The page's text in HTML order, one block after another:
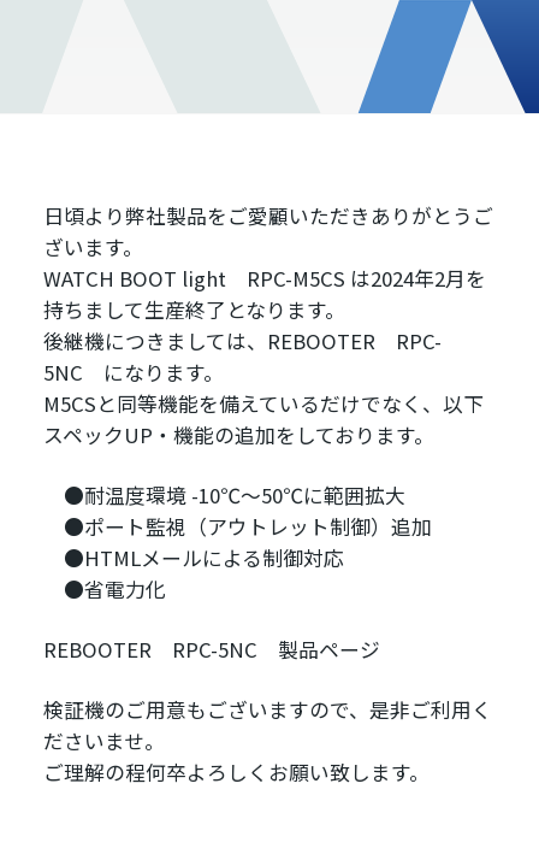
日頃より弊社製品をご愛顧いただきありがとうご
ざいます。
WATCH BOOT light RPC-M5CS は2024年2月を
持ちまして生産終了となります。
後継機につきましては、REBOOTER RPC-
5NC になります。
M5CSと同等機能を備えているだけでなく、以下
スペックUP・機能の追加をしております。
●耐温度環境 -10℃～50℃に範囲拡大
●ポート監視（アウトレット制御）追加
●HTMLメールによる制御対応
●省電力化
REBOOTER RPC-5NC 製品ページ
検証機のご用意もございますので、是非ご利用く
ださいませ。
ご理解の程何卒よろしくお願い致します。